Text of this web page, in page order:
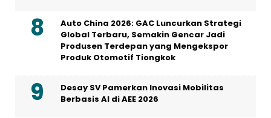
Auto China 2026: GAC Luncurkan Strategi
Global Terbaru, Semakin Gencar Jadi
Produsen Terdepan yang Mengekspor
Produk Otomotif Tiongkok
Desay SV Pamerkan Inovasi Mobilitas
Berbasis AI di AEE 2026